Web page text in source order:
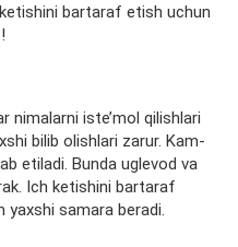
bartaraf etish uchun
nimalarni iste’mol qilishlari
bilib olishlari zarur. Kam-
etiladi. Bunda uglevod va
Ich ketishini bartaraf
samara beradi.